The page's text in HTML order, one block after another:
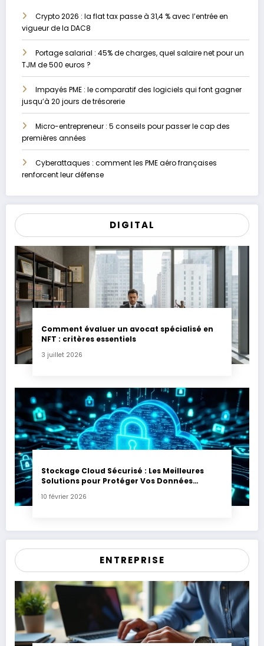
Crypto 2026 : la flat tax passe à 31,4 % avec l’entrée en
vigueur de la DAC8
Portage salarial : 45% de charges, quel salaire net pour un
TJM de 500 euros ?
Impayés PME : le comparatif des logiciels qui font gagner
jusqu’à 20 jours de trésorerie
Micro-entrepreneur : 5 conseils pour passer le cap des
premières années
Cyberattaques : comment les PME aéro françaises
renforcent leur défense
DIGITAL
Comment évaluer un avocat spécialisé en
NFT : critères essentiels
3 juillet 2026
Stockage Cloud Sécurisé : Les Meilleures
Solutions pour Protéger Vos Données
10 février 2026
ENTREPRISE